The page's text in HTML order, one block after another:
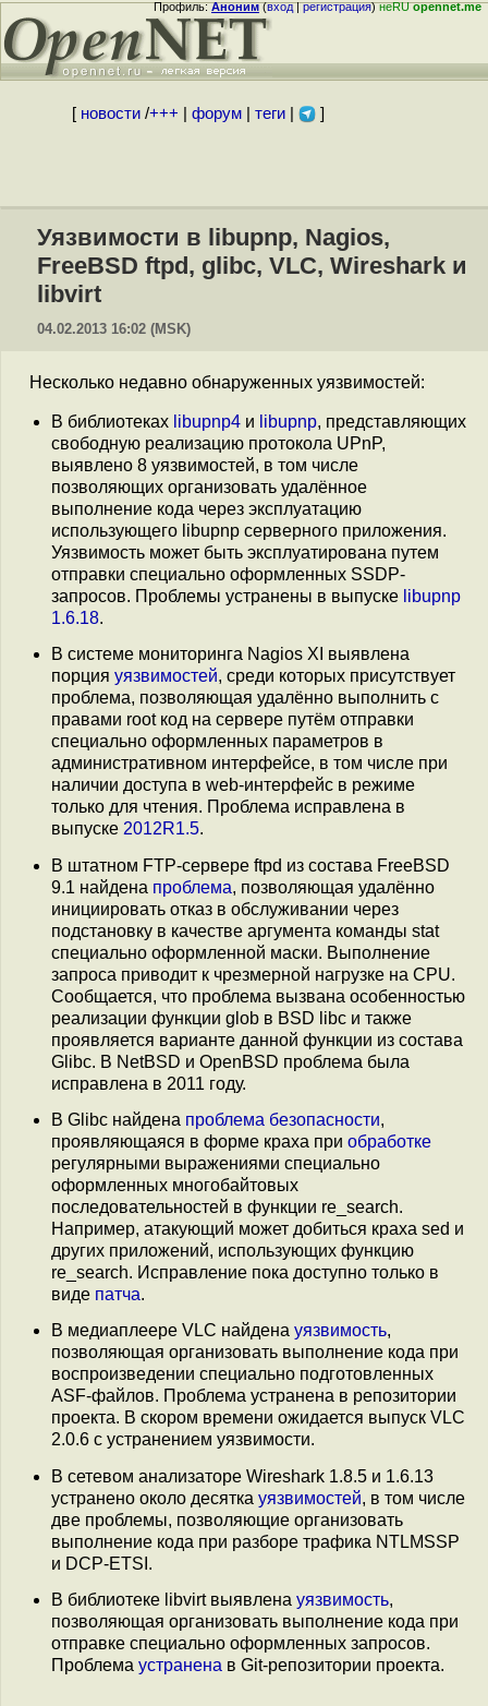
Профиль:Аноним(вход|регистрация)неRUopennet.me
[ новости/+++ форум| теги| ]
Уязвимости в libupnp, Nagios,
FreeBSD ftpd, glibc, VLC, Wireshark и
libvirt
04.02.2013 16:02 (MSK)
Несколько недавно обнаруженных уязвимостей:
В библиотеках libupnp4 и libupnp, представляющих
свободную реализацию протокола UPnP,
выявлено 8 уязвимостей, в том числе
позволяющих организовать удалённое
выполнение кода через эксплуатацию
использующего libupnp серверного приложения.
Уязвимость может быть эксплуатирована путем
отправки специально оформленных SSDP-
запросов. Проблемы устранены в выпуске libupnp
1.6.18.
В системе мониторинга Nagios XI выявлена
порция уязвимостей, среди которых присутствует
проблема, позволяющая удалённо выполнить с
правами root код на сервере путём отправки
специально оформленных параметров в
административном интерфейсе, в том числе при
наличии доступа в web-интерфейс в режиме
только для чтения. Проблема исправлена в
выпуске 2012R1.5.
В штатном FTP-сервере ftpd из состава FreeBSD
9.1 найдена проблема, позволяющая удалённо
инициировать отказ в обслуживании через
подстановку в качестве аргумента команды stat
специально оформленной маски. Выполнение
запроса приводит к чрезмерной нагрузке на CPU.
Сообщается, что проблема вызвана особенностью
реализации функции glob в BSD libc и также
проявляется варианте данной функции из состава
Glibc. В NetBSD и OpenBSD проблема была
исправлена в 2011 году.
В Glibc найдена проблема безопасности,
проявляющаяся в форме краха при обработке
регулярными выражениями специально
оформленных многобайтовых
последовательностей в функции re_search.
Например, атакующий может добиться краха sed и
других приложений, использующих функцию
re_search. Исправление пока доступно только в
виде патча.
В медиаплеере VLC найдена уязвимость,
позволяющая организовать выполнение кода при
воспроизведении специально подготовленных
ASF-файлов. Проблема устранена в репозитории
проекта. В скором времени ожидается выпуск VLC
2.0.6 с устранением уязвимости.
В сетевом анализаторе Wireshark 1.8.5 и 1.6.13
устранено около десятка уязвимостей, в том числе
две проблемы, позволяющие организовать
выполнение кода при разборе трафика NTLMSSP
и DCP-ETSI.
В библиотеке libvirt выявлена уязвимость,
позволяющая организовать выполнение кода при
отправке специально оформленных запросов.
Проблема устранена в Git-репозитории проекта.